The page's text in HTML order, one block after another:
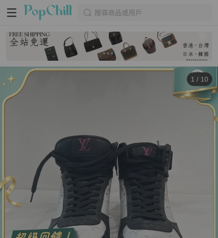
搜尋商品或用戶
1 / 10